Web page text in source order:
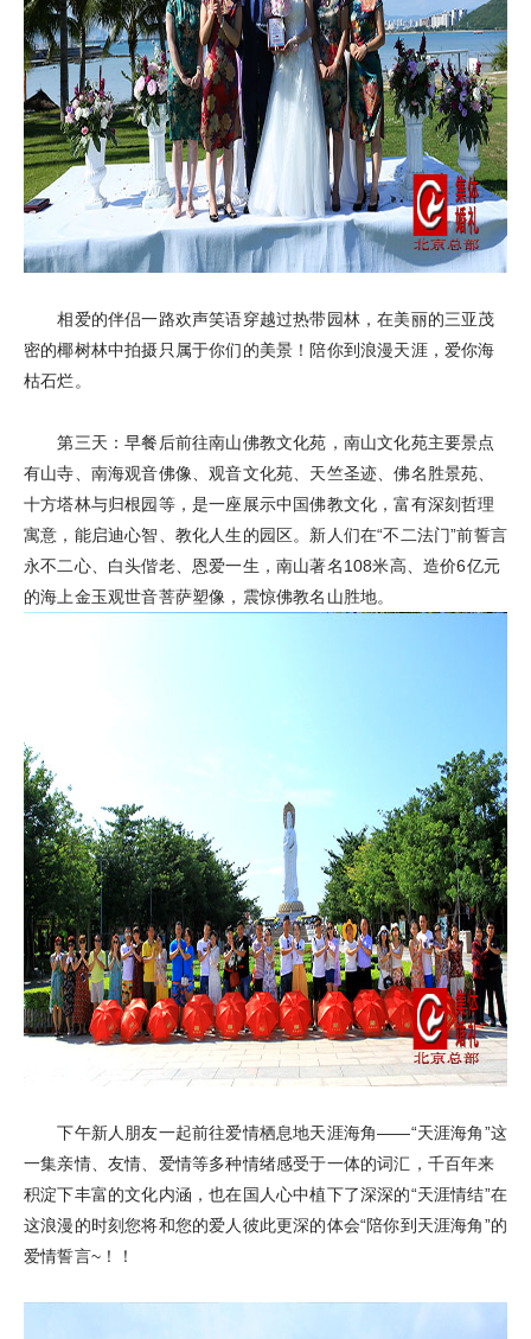
相爱的伴侣一路欢声笑语穿越过热带园林，在美丽的三亚茂
密的椰树林中拍摄只属于你们的美景！陪你到浪漫天涯，爱你海
枯石烂。
第三天：早餐后前往南山佛教文化苑，南山文化苑主要景点
有山寺、南海观音佛像、观音文化苑、天竺圣迹、佛名胜景苑、
十方塔林与归根园等，是一座展示中国佛教文化，富有深刻哲理
寓意，能启迪心智、教化人生的园区。新人们在“不二法门”前誓言
永不二心、白头偕老、恩爱一生，南山著名108米高、造价6亿元
的海上金玉观世音菩萨塑像，震惊佛教名山胜地。
下午新人朋友一起前往爱情栖息地天涯海角——“天涯海角”这
一集亲情、友情、爱情等多种情绪感受于一体的词汇，千百年来
积淀下丰富的文化内涵，也在国人心中植下了深深的“天涯情结”在
这浪漫的时刻您将和您的爱人彼此更深的体会“陪你到天涯海角”的
爱情誓言~！！